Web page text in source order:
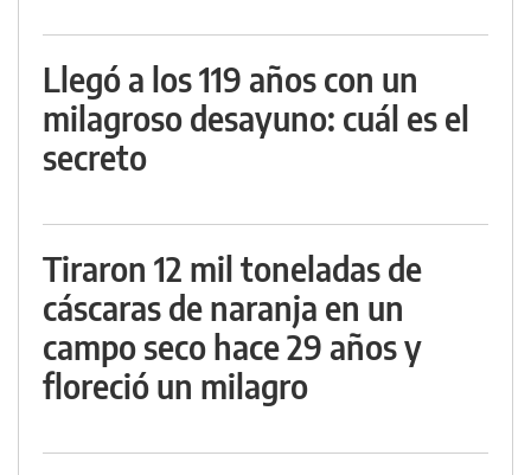
Llegó a los 119 años con un
milagroso desayuno: cuál es el
secreto
Tiraron 12 mil toneladas de
cáscaras de naranja en un
campo seco hace 29 años y
floreció un milagro